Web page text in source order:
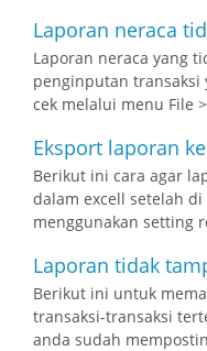
Laporan neraca
Laporan neraca yang
penginputan transaksi
cek melalui menu File
Eksport laporan
Berikut ini cara agar
dalam excell setelah
menggunakan setting
Laporan tidak
Berikut ini untuk
transaksi-transaksi
anda sudah